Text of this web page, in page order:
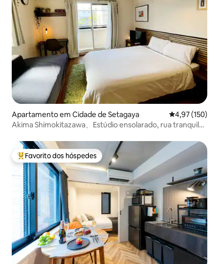
Apartamento em Cidade de Setagaya Classificação
4,97 (150)
Akima Shimokitazawa、Estúdio ensolarado, rua tranquila
Favoritos dos hóspedes mais apreciados
Favorito dos hóspedes